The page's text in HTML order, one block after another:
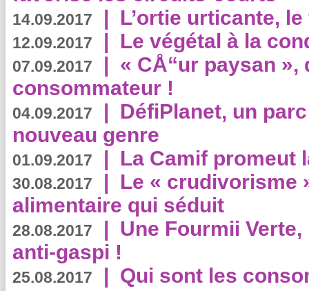
14.09.2017 | L’ortie urticante,
12.09.2017 | Le végétal à la
07.09.2017 | « CÅ“ur paysan
consommateur !
04.09.2017 | DéfiPlanet, un
nouveau genre
01.09.2017 | La Camif promeut
30.08.2017 | Le « crudivorisme
alimentaire qui séduit
28.08.2017 | Une Fourmii
anti-gaspi !
25.08.2017 | Qui sont les